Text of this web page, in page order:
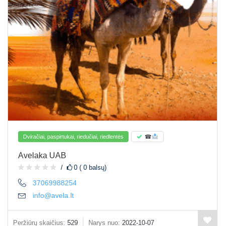
Dviračiai, paspirtukai, riedučiai, riedlentės ☎
Avelaka UAB
0 ( 0 balsų)
37069988254
info@avela.lt
Peržiūrų skaičius: 529 Narys nuo: 2022-10-07